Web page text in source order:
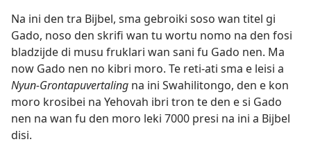
Na ini den tra Bijbel, sma gebroiki soso wan titel gi
Gado, noso den skrifi wan tu wortu nomo na den fosi
bladzijde di musu fruklari wan sani fu Gado nen. Ma
now Gado nen no kibri moro. Te reti-ati sma e leisi a
Nyun-Grontapuvertaling na ini Swahilitongo, den e kon
moro krosibei na Yehovah ibri tron te den e si Gado
nen na wan fu den moro leki 7000 presi na ini a Bijbel
disi.